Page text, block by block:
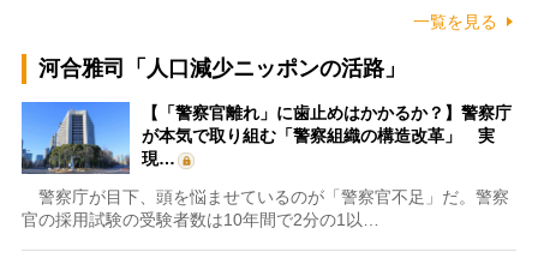
一覧を見る
河合雅司「人口減少ニッポンの活路」
【「警察官離れ」に歯止めはかかるか？】警察庁
が本気で取り組む「警察組織の構造改革」 実
現…
警察庁が目下、頭を悩ませているのが「警察官不足」だ。警察
官の採用試験の受験者数は10年間で2分の1以…